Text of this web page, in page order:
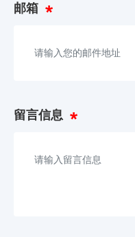
邮箱
留言信息